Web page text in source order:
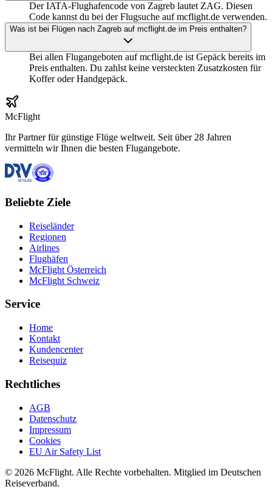
Der IATA-Flughafencode von Zagreb lautet ZAG. Diesen
Code kannst du bei der Flugsuche auf mcflight.de verwenden.
Was ist bei Flügen nach Zagreb auf mcflight.de im Preis enthalten?
Bei allen Flugangeboten auf mcflight.de ist Gepäck bereits im
Preis enthalten. Du zahlst keine versteckten Zusatzkosten für
Koffer oder Handgepäck.
McFlight
Ihr Partner für günstige Flüge weltweit. Seit über 28 Jahren
vermitteln wir Ihnen die besten Flugangebote.
Beliebte Ziele
Reiseländer
Regionen
Airlines
Flughäfen
McFlight Österreich
McFlight Schweiz
Service
Home
Kontakt
Kundencenter
Reisequiz
Rechtliches
AGB
Datenschutz
Impressum
Cookies
EU Air Safety List
© 2026 McFlight. Alle Rechte vorbehalten. Mitglied im Deutschen
Reiseverband.